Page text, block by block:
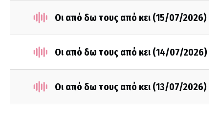
Οι από δω τους από κει (15/07/2026)
Οι από δω τους από κει (14/07/2026)
Οι από δω τους από κει (13/07/2026)